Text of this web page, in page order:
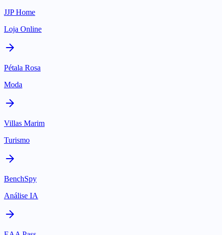
JJP Home
Loja Online
Pétala Rosa
Moda
Villas Marim
Turismo
BenchSpy
Análise IA